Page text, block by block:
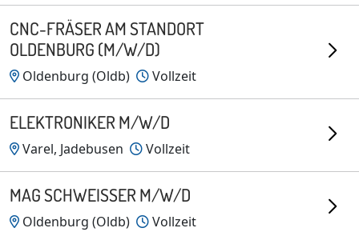
CNC-FRÄSER AM STANDORT
OLDENBURG (M/W/D)
Oldenburg (Oldb) Vollzeit
ELEKTRONIKER M/W/D
Varel, Jadebusen Vollzeit
MAG SCHWEISSER M/W/D
Oldenburg (Oldb) Vollzeit